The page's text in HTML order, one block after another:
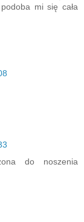
mi się cała
do noszenia